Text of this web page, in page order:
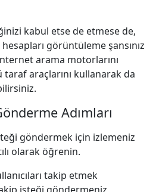
kabul etse de etmese de,
görüntüleme şansınız
arama motorlarını
araçlarını kullanarak da
Adımları
göndermek için izlemeniz
olarak öğrenin.
takip etmek